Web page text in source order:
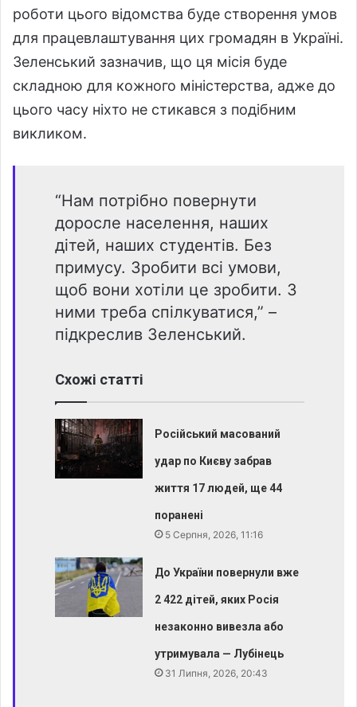
роботи цього відомства буде створення умов
для працевлаштування цих громадян в Україні.
Зеленський зазначив, що ця місія буде
складною для кожного міністерства, адже до
цього часу ніхто не стикався з подібним
викликом.
“Нам потрібно повернути
доросле населення, наших
дітей, наших студентів. Без
примусу. Зробити всі умови,
щоб вони хотіли це зробити. З
ними треба спілкуватися,” –
підкреслив Зеленський.
Схожі статті
Російський масований
удар по Києву забрав
життя 17 людей, ще 44
поранені
5 Серпня, 2026, 11:16
До України повернули вже
2 422 дітей, яких Росія
незаконно вивезла або
утримувала — Лубінець
31 Липня, 2026, 20:43